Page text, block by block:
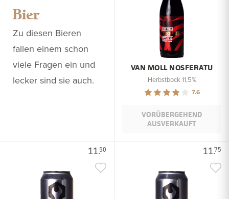
Bier
Zu diesen Bieren
fallen einem schon
viele Fragen ein und
lecker sind sie auch.
VAN MOLL NOSFERATU
Herbstbock 11,5%
7.6
VORÜBERGEHEND
AUSVERKAUFT
11.50 11.75